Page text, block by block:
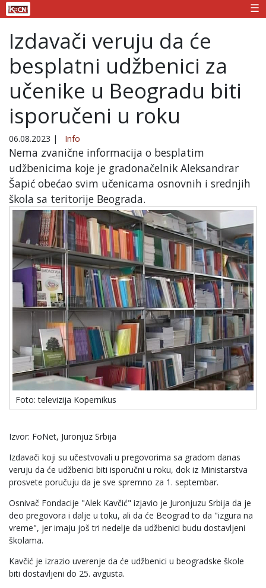
☰
Izdavači veruju da će
besplatni udžbenici za
učenike u Beogradu biti
isporučeni u roku
06.08.2023 | Info
Nema zvanične informacija o besplatim
udžbenicima koje je gradonačelnik Aleksandrar
Šapić obećao svim učenicama osnovnih i srednjih
škola sa teritorije Beograda.
Foto: televizija Kopernikus
Izvor: FoNet, Juronjuz Srbija
Izdavači koji su učestvovali u pregovorima sa gradom danas
veruju da će udžbenici biti isporučni u roku, dok iz Ministarstva
prosvete poručuju da je sve spremno za 1. septembar.
Osnivač Fondacije "Alek Kavčić" izjavio je Juronjuzu Srbija da je
deo pregovora i dalje u toku, ali da će Beograd to da "izgura na
vreme", jer imaju još tri nedelje da udžbenici budu dostavljeni
školama.
Kavčić je izrazio uverenje da će udžbenici u beogradske škole
biti dostavljeni do 25. avgusta.